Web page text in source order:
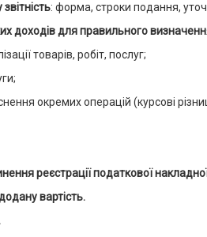
: форма, строки подання,
доходів для правильного
товарів, робіт, послуг;
окремих операцій (курсові
реєстрації податкової
вартість.
.